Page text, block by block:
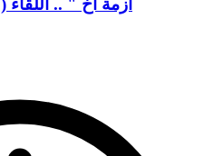
" أزمة أخ " .. اللقاء ( 02 ) .. د . حازم شومان